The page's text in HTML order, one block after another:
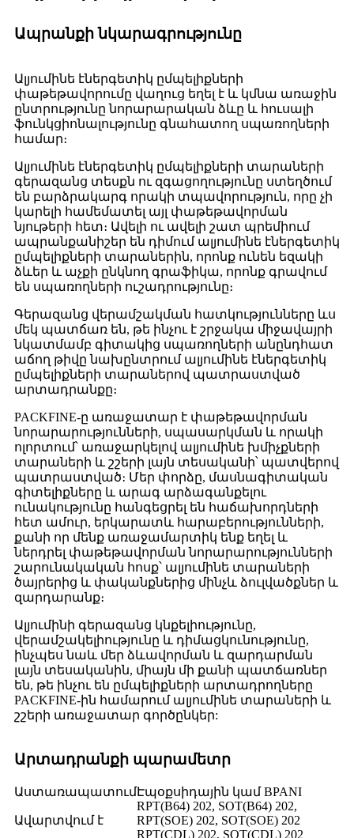
Ապրանքի նկարագրությունը
Ալյումինե էներգետիկ ըմպելիքների
փաթեթավորումը վաղուց եղել է և կմնա առաջին
ընտրությունը նորարարական ձևը և հուսալի
ֆունկցիոնալությունը գնահատող սպառողների
համար։
Ալյումինե էներգետիկ ըմպելիքների տարաների
գերազանց տեսքն ու զգացողությունը ստեղծում
են բարձրակարգ որակի տպավորություն, որը չի
կարելի համեմատել այլ փաթեթավորման
նյութերի հետ։ Ավելի ու ավելի շատ պրեմիում
ապրանքանիշեր են դիմում ալյումինե էներգետիկ
ըմպելիքների տարաներին, որոնք ունեն եզակի
ձևեր և աչքի ընկնող գրաֆիկա, որոնք գրավում
են սպառողների ուշադրությունը։
Գերազանց վերամշակման հատկությունները ևս
մեկ պատճառ են, թե ինչու է շրջակա միջավայրի
նկատմամբ գիտակից սպառողների անընդհատ
աճող թիվը նախընտրում ալյումինե էներգետիկ
ըմպելիքների տարաներով պատրաստված
արտադրանքը։
PACKFINE-ը առաջատար է փաթեթավորման
նորարարությունների, սպասարկման և որակի
ոլորտում՝ առաջարկելով ալյումինե խմիչքների
տարաների և շշերի լայն տեսականի՝ պատվերով
պատրաստված։ Մեր փորձը, մասնագիտական ​​
գիտելիքները և արագ արձագանքելու
ունակությունը հանգեցրել են հաճախորդների
հետ ամուր, երկարատև հարաբերությունների,
քանի որ մենք առաջամարտիկ ենք եղել և
ներդրել փաթեթավորման նորարարությունների
շարունակական հոսք՝ ալյումինե տարաների
ծայրերից և փականքներից մինչև ձուլվածքներ և
զարդարանք։
Ալյումինի գերազանց կնքելիությունը,
վերամշակելիությունը և դիմացկունությունը,
ինչպես նաև մեր ձևավորման և զարդարման
լայն տեսականին, միայն մի քանի պատճառներ
են, թե ինչու են ըմպելիքների արտադրողները
PACKFINE-ին համարում ալյումինե տարաների և
շշերի առաջատար գործընկեր:
Արտադրանքի պարամետր
ԱստառապատումԷպօքսիդային կամ BPANI
Ավարտվում է
RPT(B64) 202, SOT(B64) 202,
RPT(SOE) 202, SOT(SOE) 202
RPT(CDL) 202, SOT(CDL) 202